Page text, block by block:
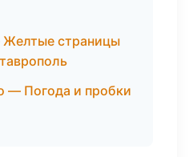
страницы
— Погода и пробки